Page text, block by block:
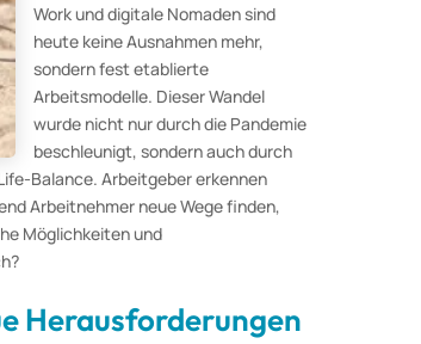
Work und digitale Nomaden sind
heute keine Ausnahmen mehr,
sondern fest etablierte
Arbeitsmodelle. Dieser Wandel
wurde nicht nur durch die Pandemie
beschleunigt, sondern auch durch
Balance. Arbeitgeber erkennen
Arbeitnehmer neue Wege finden,
Möglichkeiten und
Herausforderungen